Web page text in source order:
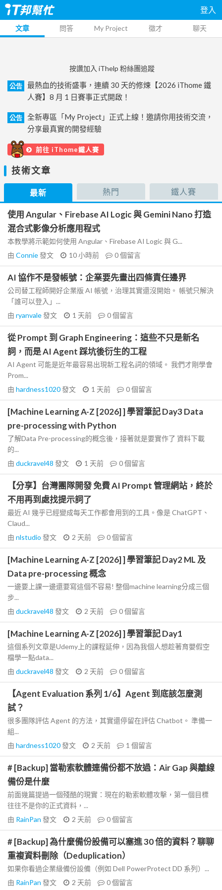
登入
文章 問答 My Project 徵才 聊天
按讚加入 iThelp 粉絲團追蹤
公告
最熱血的技術盛事，連續 30 天的修煉【2026 iThome 鐵
人賽】8 月 1 日賽事正式開啟！
公告
全新專區「My Project」正式上線！邀請你用技術交流，
分享最真實的開發經驗
前往 iThome鐵人賽
技術文章
最新 熱門 鐵人賽
使用 Angular、Firebase AI Logic 與 Gemini Nano 打造
混合式影像分析應用程式
本教學將示範如何使用 Angular、Firebase AI Logic 與 G...
由 Connie發文 10 小時前 0個留言
AI 協作不是發帳號：企業要先畫出四條責任邊界
公司替工程師開好企業版 AI 帳號，治理其實還沒開始。 帳號只解決
「誰可以登入」...
由 ryanvale發文 1 天前 0個留言
從 Prompt 到 Graph Engineering：這些不只是新名
詞，而是 AI Agent 踩坑後衍生的工程
AI Agent 可能是近年最容易出現新工程名詞的領域。 我們才剛學會
Prom...
由 hardness1020發文 1 天前 0個留言
[Machine Learning A-Z [2026] ] 學習筆記 Day3 Data
pre-processing with Python
了解Data Pre-processing的概念後，接著就是要實作了 資料下載
的...
由 duckravel48 發文 1 天前 0個留言
【分享】台灣團隊開發 免費 AI Prompt 管理網站，終於
不用再到處找提示詞了
最近 AI 幾乎已經變成每天工作都會用到的工具。像是 ChatGPT、
Claud...
由 nlstudio 發文 2 天前 0個留言
[Machine Learning A-Z [2026] ] 學習筆記 Day2 ML 及
Data pre-processing 概念
一邊要上課一邊還要寫這個不容易! 整個machine learning分成三個
步...
由 duckravel48 發文 2 天前 0個留言
[Machine Learning A-Z [2026] ] 學習筆記 Day1
這個系列文章是Udemy上的課程延伸，因為我個人想趁著育嬰假空
檔學一點data...
由 duckravel48 發文 2 天前 0個留言
【Agent Evaluation 系列 1/6】Agent 到底該怎麼測
試？
很多團隊評估 Agent 的方法，其實還停留在評估 Chatbot。 準備一
組...
由 hardness1020發文 2 天前 1 個留言
# [Backup] 當勒索軟體連備份都不放過：Air Gap 與離線
備份是什麼
前面幾篇提過一個殘酷的現實：現在的勒索軟體攻擊，第一個目標
往往不是你的正式資料，...
由 RainPan 發文 2 天前 0個留言
# [Backup] 為什麼備份設備可以塞進 30 倍的資料？聊聊
重複資料刪除（Deduplication）
如果你看過企業級備份設備（例如 Dell PowerProtect DD 系列）...
由 RainPan 發文 2 天前 0個留言